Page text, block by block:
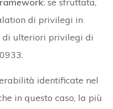
di privilegi in
di ulteriori privilegi di
identificate nel
in questo caso, la più